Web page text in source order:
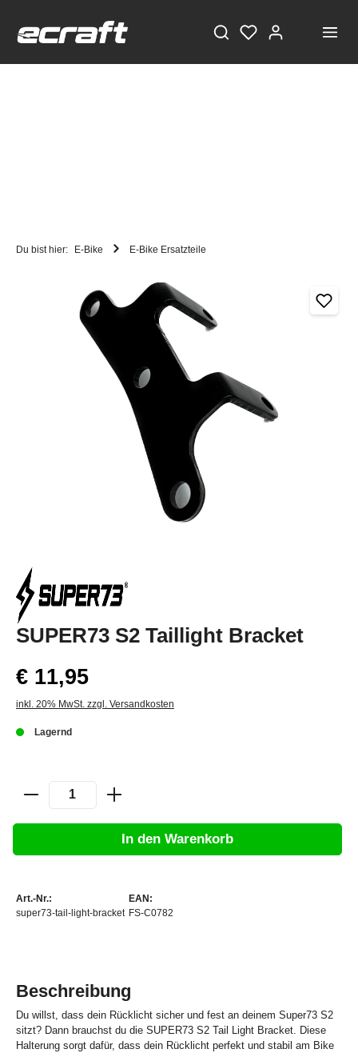
Du bist hier: E-Bike E-Bike Ersatzteile
SUPER73 S2 Taillight Bracket
€ 11,95
inkl. 20% MwSt. zzgl. Versandkosten
Lagernd
In den Warenkorb
Art.-Nr.:
super73-tail-light-bracket
EAN:
FS-C0782
Beschreibung
Du willst, dass dein Rücklicht sicher und fest an deinem Super73 S2
sitzt? Dann brauchst du die SUPER73 S2 Tail Light Bracket. Diese
Halterung sorgt dafür, dass dein Rücklicht perfekt und stabil am Bike